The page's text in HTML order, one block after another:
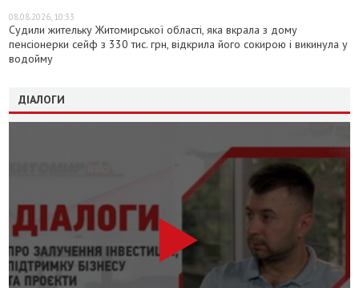
08.08.2026, 10:33
Судили жительку Житомирської області, яка вкрала з дому
пенсіонерки сейф з 330 тис. грн, відкрила його сокирою і викинула у
водойму
ДІАЛОГИ